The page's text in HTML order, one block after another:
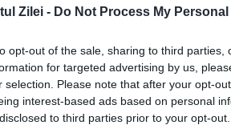
Zilei - Do Not Process My
opt-out of the sale, sharing to third
for targeted advertising by us,
selection. Please note that after your opt-
interest-based ads based on personal
to third parties prior to your opt-
bate cap în cap cu un
la Parlament de PSD
anului 2019, începând cu...